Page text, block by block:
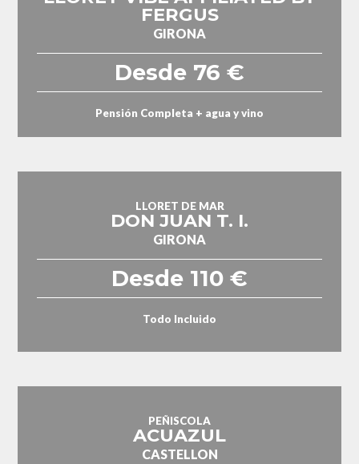
FERGUS
GIRONA
Desde 76 €
Pensión Completa + agua y vino
LLORET DE MAR
DON JUAN T. I.
GIRONA
Desde 110 €
Todo Incluido
PEÑISCOLA
ACUAZUL
CASTELLON